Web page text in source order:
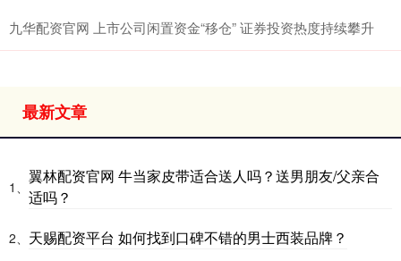
九华配资官网 上市公司闲置资金“移仓” 证券投资热度持续攀升
最新文章
1、
翼林配资官网 牛当家皮带适合送人吗？送男朋友/父亲合
适吗？
2、 天赐配资平台 如何找到口碑不错的男士西装品牌？